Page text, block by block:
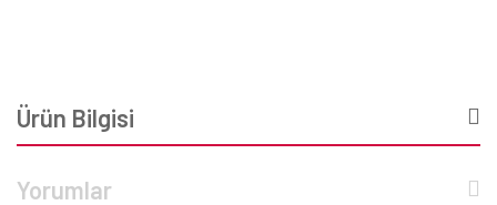
Ürün Bilgisi
Yorumlar